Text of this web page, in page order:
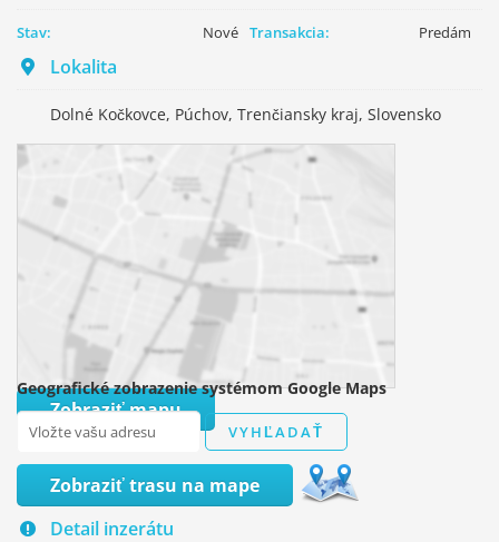
Stav: Nové Transakcia: Predám
Lokalita
Dolné Kočkovce, Púchov, Trenčiansky kraj, Slovensko
Zobraziť mapu
Geografické zobrazenie systémom Google Maps
Zobraziť trasu na mape
Detail inzerátu